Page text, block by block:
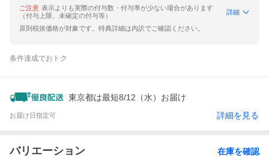
ご注意 表示よりも実際の付与数・付与率が少ない場合があります
（付与上限、未確定の付与等）
詳細
原則税抜価格が対象です。特典詳細は内訳でご確認ください。
条件達成でおトク
東京都は最短8/12（水）お届け
お届け日指定可 詳細を見る
バリエーション 在庫を確認